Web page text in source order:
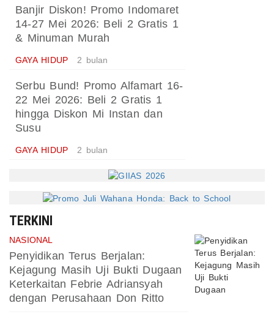
Banjir Diskon! Promo Indomaret
14-27 Mei 2026: Beli 2 Gratis 1
& Minuman Murah
GAYA HIDUP 2 bulan
Serbu Bund! Promo Alfamart 16-
22 Mei 2026: Beli 2 Gratis 1
hingga Diskon Mi Instan dan
Susu
GAYA HIDUP 2 bulan
TERKINI
NASIONAL
Penyidikan Terus Berjalan:
Kejagung Masih Uji Bukti Dugaan
Keterkaitan Febrie Adriansyah
dengan Perusahaan Don Ritto